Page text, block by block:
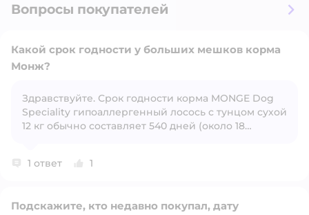
Вопросы покупателей
Открыть вопрос
Какой срок годности у больших мешков корма
Монж?
Здравствуйте. Срок годности корма MONGE Dog
Speciality гипоаллергенный лосось с тунцом сухой
12 кг обычно составляет 540 дней (около 18
1 ответ 1
Подскажите, кто недавно покупал, дату